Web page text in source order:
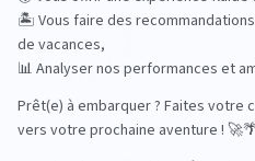
TUI, acteur du
tourisme durable